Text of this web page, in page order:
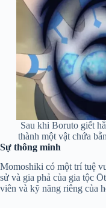
Sau khi Boruto giết
thành một vật chứa
Sự thông minh
Momoshiki có một trí tuệ
sử và gia phả của gia tộc
viên và kỹ năng riêng của